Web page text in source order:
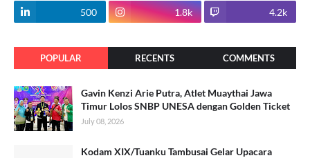
500 1.8k 4.2k
POPULAR RECENTS COMMENTS
Gavin Kenzi Arie Putra, Atlet Muaythai Jawa
Timur Lolos SNBP UNESA dengan Golden Ticket
July 08, 2026
Kodam XIX/Tuanku Tambusai Gelar Upacara